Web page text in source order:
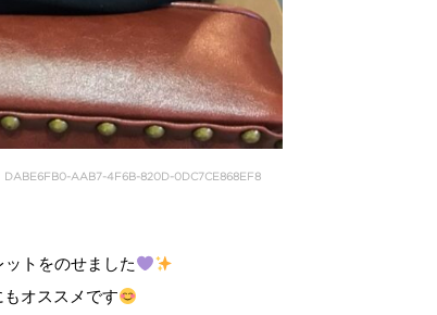
DABE6FB0-AAB7-4F6B-820D-0DC7CE868EF8
トをのせました
オススメです